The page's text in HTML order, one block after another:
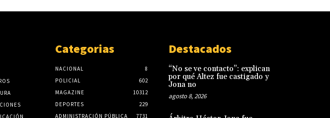
Categorias
NACIONAL
8
POLICIAL
602
MAGAZINE
10312
DEPORTES
229
ADMINISTRACIÓN PÚBLICA
7731
Destacados
“No se ve contacto”: explican
por qué Altez fue castigado y
Jona no
agosto 8, 2026